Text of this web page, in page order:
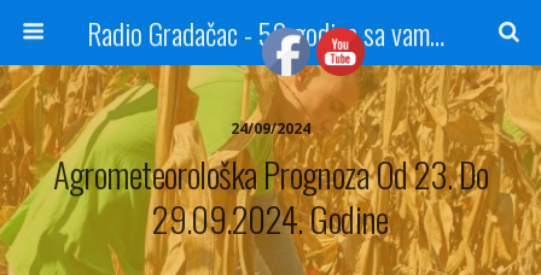
Radio Gradačac - 56 godina sa vama...
24/09/2024
Agrometeorološka Prognoza Od 23. Do
29.09.2024. Godine